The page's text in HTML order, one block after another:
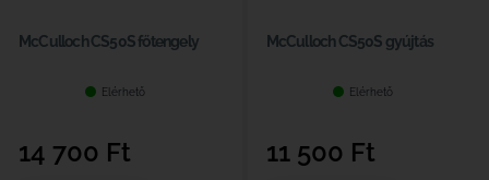
McCulloch CS50S főtengely
Elérhető
14 700 Ft
McCulloch CS50S gyújtás
Elérhető
11 500 Ft